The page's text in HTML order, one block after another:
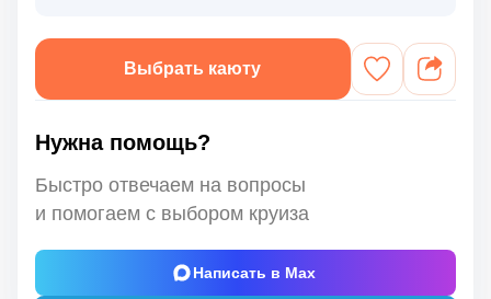
Выбрать каюту
Нужна помощь?
Быстро отвечаем на вопросы
и помогаем с выбором круиза
Написать в Max